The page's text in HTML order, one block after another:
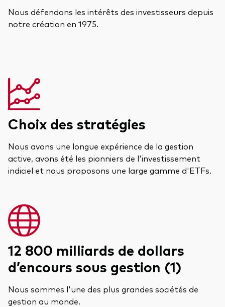
Nous défendons les intérêts des investisseurs depuis
notre création en 1975.
Choix des stratégies
Nous avons une longue expérience de la gestion
active, avons été les pionniers de l'investissement
indiciel et nous proposons une large gamme d'ETFs.
12 800 milliards de dollars
d’encours sous gestion (1)
Nous sommes l'une des plus grandes sociétés de
gestion au monde.